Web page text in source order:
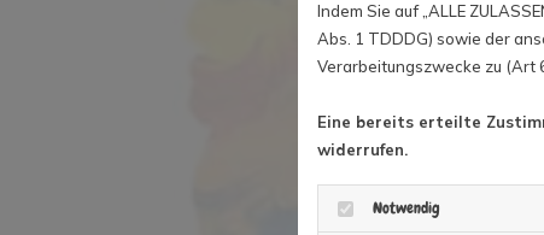
Indem Sie auf „ALLE
Abs. 1 TDDDG) sowie der
Verarbeitungszwecke zu (Art
Eine bereits erteilte
widerrufen.
Notwendig